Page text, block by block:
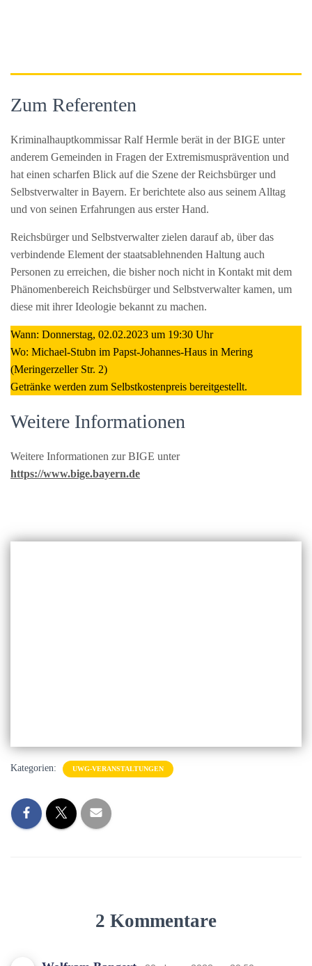
Zum Referenten
Kriminalhauptkommissar Ralf Hermle berät in der BIGE unter
anderem Gemeinden in Fragen der Extremismusprävention und
hat einen scharfen Blick auf die Szene der Reichsbürger und
Selbstverwalter in Bayern. Er berichtete also aus seinem Alltag
und von seinen Erfahrungen aus erster Hand.
Reichsbürger und Selbstverwalter zielen darauf ab, über das
verbindende Element der staatsablehnenden Haltung auch
Personen zu erreichen, die bisher noch nicht in Kontakt mit dem
Phänomenbereich Reichsbürger und Selbstverwalter kamen, um
diese mit ihrer Ideologie bekannt zu machen.
Wann: Donnerstag, 02.02.2023 um 19:30 Uhr
Wo: Michael-Stubn im Papst-Johannes-Haus in Mering
(Meringerzeller Str. 2)
Getränke werden zum Selbstkostenpreis bereitgestellt.
Weitere Informationen
Weitere Informationen zur BIGE unter
https://www.bige.bayern.de
Kategorien: UWG-VERANSTALTUNGEN
2 Kommentare